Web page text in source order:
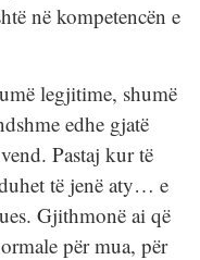
në kompetencën e
legjitime, shumë
edhe gjatë
Pastaj kur të
të jenë aty… e
Gjithmonë ai që
për mua, për